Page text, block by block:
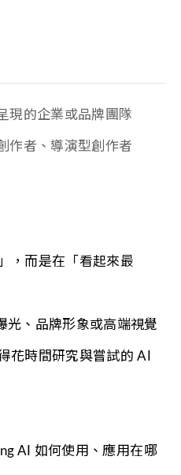
現的企業或品牌團隊
作者、導演型創作者
，而是在「看起來最
光、品牌形象或高端視覺
花時間研究與嘗試的 AI
AI 如何使用、應用在哪